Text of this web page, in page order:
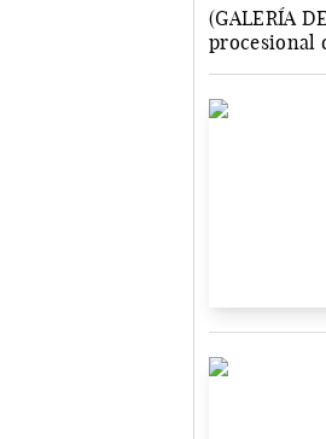
(GALERÍA
procesional